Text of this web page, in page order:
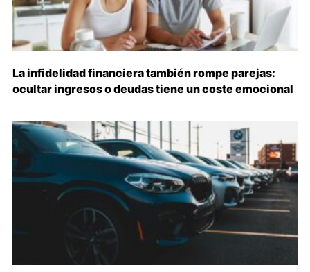
La infidelidad financiera también rompe parejas:
ocultar ingresos o deudas tiene un coste emocional